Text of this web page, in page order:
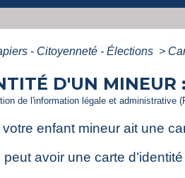
- Citoyenneté - Élections >
D'UN MINEUR
de l'information légale et administrative
enfant mineur ait une
peut avoir une carte d’identité